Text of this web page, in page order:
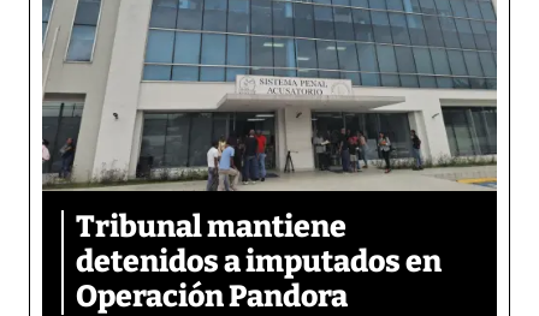
Tribunal mantiene
detenidos a imputados en
Operación Pandora